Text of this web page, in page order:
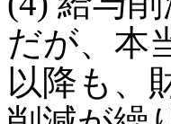
だが、本
以降も、